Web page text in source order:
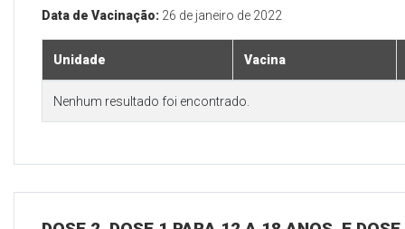
Data de Vacinação: 26 de janeiro de 2022
Unidade Vacina
Nenhum resultado foi encontrado.